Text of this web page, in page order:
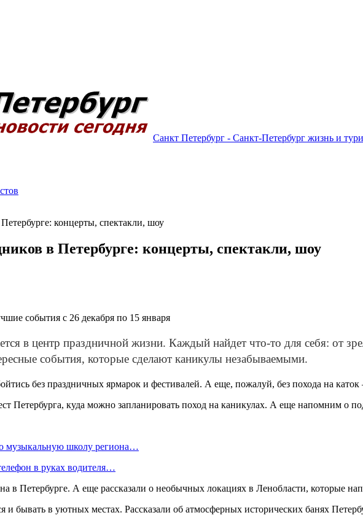
Санкт Петербург - Санкт-Петербург жизнь и
концерты, спектакли, шоу
в Петербурге: концерты, спектакли, шоу
события с 26 декабря по 15 января
в центр праздничной жизни. Каждый найдет что-то для себя: от
события, которые сделают каникулы незабываемыми.
без праздничных ярмарок и фестивалей. А еще, пожалуй, без похода на каток
Петербурга, куда можно запланировать поход на каникулах. А еще напомним о
музыкальную школу региона…
в руках водителя…
в Петербурге. А еще рассказали о необычных локациях в Ленобласти, которые
и бывать в уютных местах. Рассказали об атмосферных исторических банях